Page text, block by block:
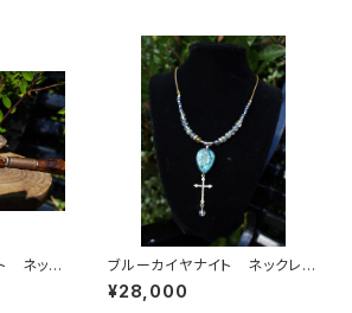
ネック
断力、
ー
ブルーカイヤナイト ネックレ
ス 過去のしがらみ、呪縛、固定
観念からの離脱
¥28,000